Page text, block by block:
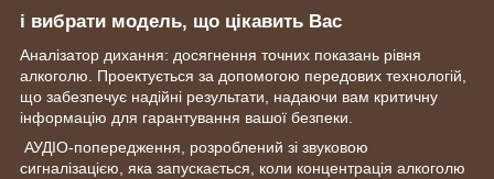
і вибрати модель, що цікавить Вас
Аналізатор дихання: досягнення точних показань рівня
алкоголю.
Проектується за допомогою передових технологій,
що забезпечує надійні результати, надаючи вам критичну
інформацію для гарантування вашої безпеки.
АУДІО-попередження, розроблений зі звуковою
сигналізацією, яка запускається, коли концентрація алкоголю